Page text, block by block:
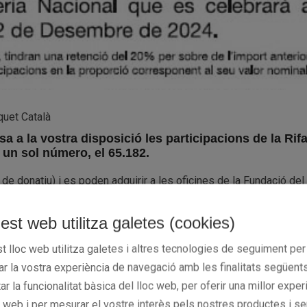
Català
a la vostra disposició les participacions de la
sol número, el 65.182.
donatiu) i es poden adquirir a les oficines de la Fundació
fundacio-basquetcatala
a 19h.
de Basquetbol a Barcelona i a les Representacions
web utilitza galetes (cookies)
lloc web utilitza galetes i altres tecnologies de seguiment per
la vostra experiència de navegació amb les finalitats
la funcionalitat bàsica del lloc web, per oferir una millor
web i per mesurar el vostre interès pels nostres productes i